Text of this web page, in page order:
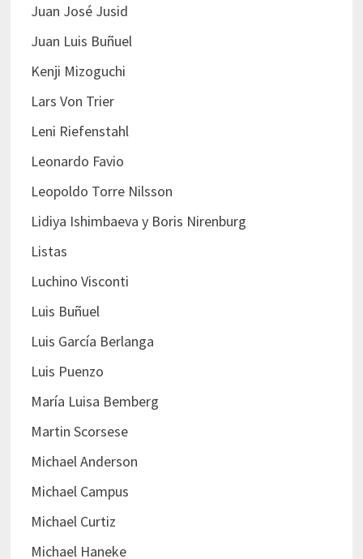
Juan José Jusid
Juan Luis Buñuel
Kenji Mizoguchi
Lars Von Trier
Leni Riefenstahl
Leonardo Favio
Leopoldo Torre Nilsson
Lidiya Ishimbaeva y Boris Nirenburg
Listas
Luchino Visconti
Luis Buñuel
Luis García Berlanga
Luis Puenzo
María Luisa Bemberg
Martin Scorsese
Michael Anderson
Michael Campus
Michael Curtiz
Michael Haneke